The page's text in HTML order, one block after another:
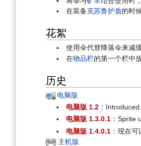
在装备克苏鲁护盾的时
花絮
使用伞代替降落伞来减
在物品栏的第一个栏中
历史
电脑版
电脑版 1.2 ：Introduced.
电脑版 1.3.0.1 ：Sprite
电脑版 1.4.0.1 ：现在
主机版